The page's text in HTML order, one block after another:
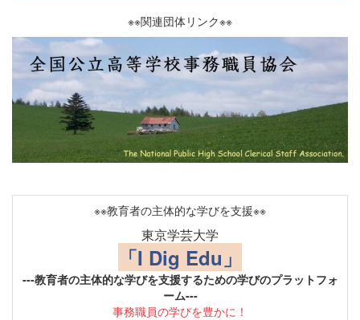
※※関連団体リンク※※
※※教育者の主体的な学びを支援※※
東京学芸大学
「I Dig Edu」
---教育者の主体的な学びを支援するための学びのプラットフォ
ーム---
事務職員の学びを豊かに！